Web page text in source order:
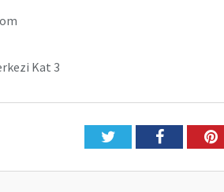
Kat 3
TwitterFacebook